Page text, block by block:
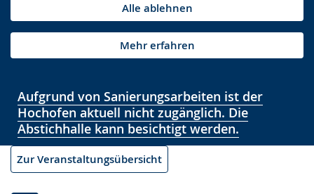
Alle ablehnen
Mehr erfahren
Aufgrund von Sanierungsarbeiten ist der
Hochofen aktuell nicht zugänglich. Die
Abstichhalle kann besichtigt werden.
Zur Veranstaltungsübersicht